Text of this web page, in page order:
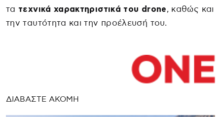
τα τεχνικά χαρακτηριστικά του drone, καθώς και
την ταυτότητα και την προέλευσή του.
ΔΙΑΒΑΣΤΕ ΑΚΟΜΗ